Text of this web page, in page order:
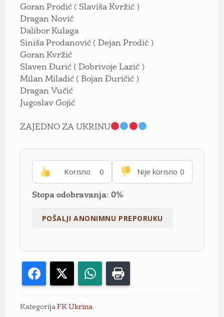
Goran Prodić ( Slaviša Kvržić )
Dragan Nović
Dalibor Kulaga
Siniša Prodanović ( Dejan Prodić )
Goran Kvržić
Slaven Đurić ( Dobrivoje Lazić )
Milan Miladić ( Bojan Đuričić )
Dragan Vučić
Jugoslav Gojić
ZAJEDNO ZA UKRINU
Korisno 0 Nije korisno 0
Stopa odobravanja: 0%
Facebook WhatsApp
Kategorija FK Ukrina